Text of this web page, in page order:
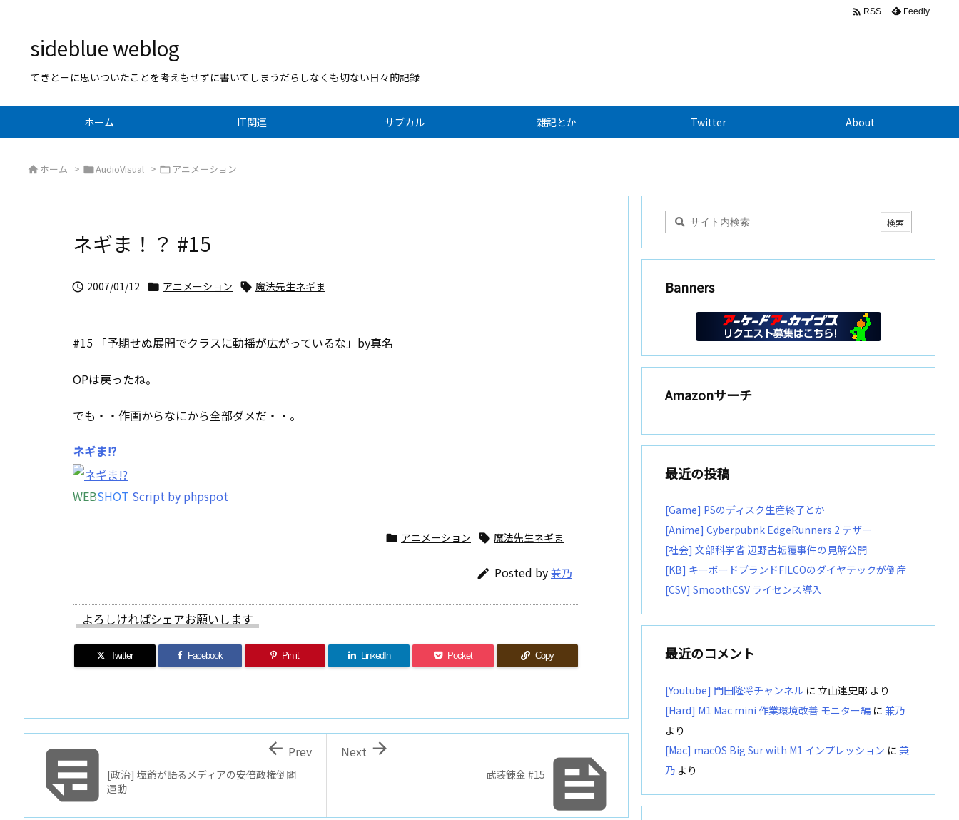
sideblue weblog
てきとーに思いついたことを考えもせずに書いてしまうだらしなくも切ない日々的記録
ホーム IT関連 サブカル 雑記とか Twitter About
 RSS Feedly
 ホーム > AudioVisual > アニメーション
ネギま！？ #15
 2007/01/12  アニメーション  魔法先生ネギま
#15 「予期せぬ展開でクラスに動揺が広がっているな」by真名
OPは戻ったね。
でも・・作画からなにから全部ダメだ・・。
ネギま!?
WEBSHOT Script by phpspot
 アニメーション  魔法先生ネギま
 Posted by兼乃
よろしければシェアお願いします
Twitter Facebook Pin it LinkedIn Pocket Copy

武装錬金 #15

Next
[政治] 塩爺が語るメディアの安倍政権倒閣
運動
 Prev
Banners
Amazonサーチ
最近の投稿
[Game] PSのディスク生産終了とか
[Anime] Cyberpubnk EdgeRunners 2 テザー
[社会] 文部科学省 辺野古転覆事件の見解公開
[KB] キーボードブランドFILCOのダイヤテックが倒産
[CSV] SmoothCSV ライセンス導入
最近のコメント
[Youtube] 門田隆将チャンネル に 立山連史郎 より
[Hard] M1 Mac mini 作業環境改善 モニター編 に 兼乃
より
[Mac] macOS Big Sur with M1 インプレッション に 兼
乃 より